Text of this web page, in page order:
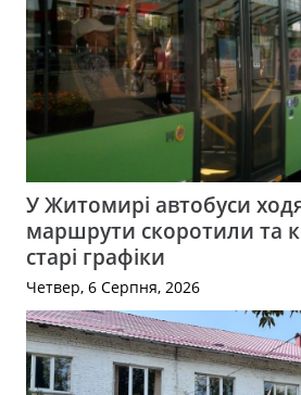
У Житомирі автобуси
маршрути скоротили та
старі графіки
Четвер, 6 Серпня, 2026